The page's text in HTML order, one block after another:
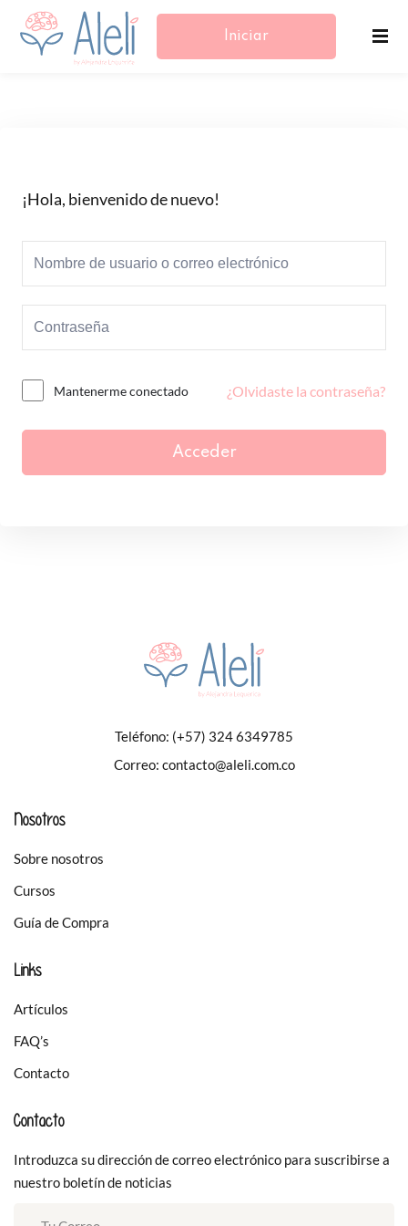
Iniciar
¡Hola, bienvenido de nuevo!
Mantenerme conectado ¿Olvidaste la contraseña?
Acceder
Teléfono: (+57) 324 6349785
Correo: contacto@aleli.com.co
Nosotros
Sobre nosotros
Cursos
Guía de Compra
Links
Artículos
FAQ’s
Contacto
Contacto
Introduzca su dirección de correo electrónico para suscribirse a
nuestro boletín de noticias